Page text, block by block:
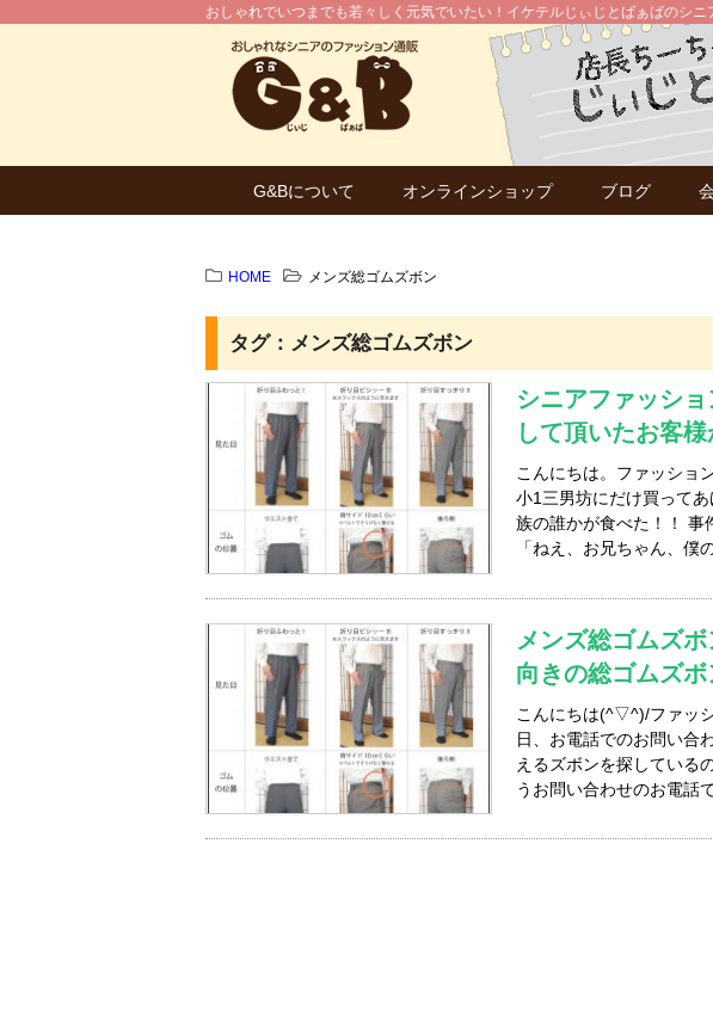
おしゃれでいつまでも若々しく元気でいたい！イケテルじぃじとばぁばのシニ
G&Bについて オンラインショップ ブログ
HOME メンズ総ゴムズボン
タグ：メンズ総ゴムズボン
シニアファッシ
して頂いたお客
こんにちは。ファッシ
小1三男坊にだけ買って
族の誰かが食べた！！ 事
「ねえ、お兄ちゃん、僕
メンズ総ゴムズ
向きの総ゴムズボ
こんにちは(^▽^)/ファッ
日、お電話でのお問い合
えるズボンを探している
うお問い合わせのお電話